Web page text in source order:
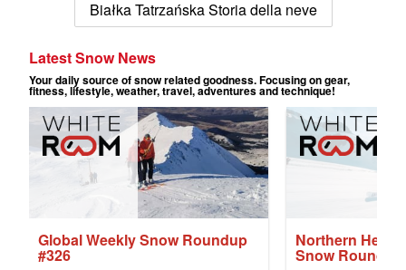
Białka Tatrzańska Storia della neve